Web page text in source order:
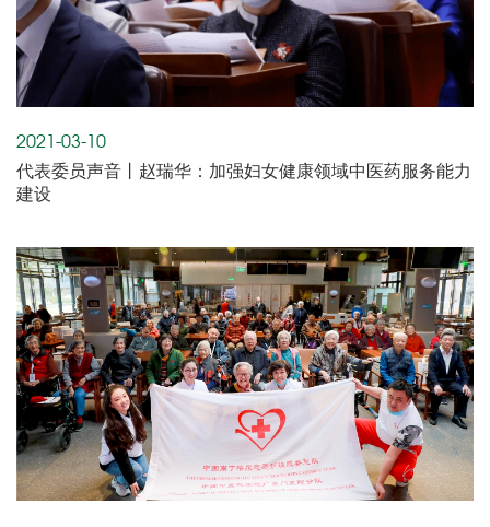
2021-03-10
代表委员声音丨赵瑞华：加强妇女健康领域中医药服务能力
建设